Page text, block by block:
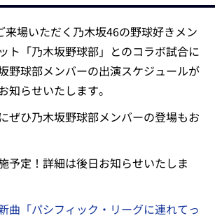
来場いただく乃木坂46の野球好きメン
ト「乃木坂野球部」とのコラボ試合に
野球部メンバーの出演スケジュールが
知らせいたします。
ぜひ乃木坂野球部メンバーの登場もお
予定！詳細は後日お知らせいたしま
曲「パシフィック・リーグに連れてっ